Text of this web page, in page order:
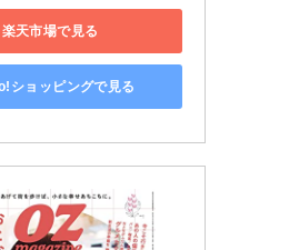
楽天市場で見る
ショッピングで見る